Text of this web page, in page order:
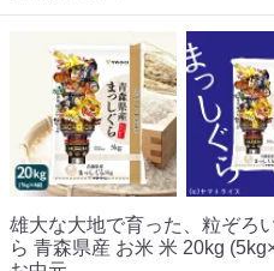
雄大な大地で育った、粒ぞ
ら 青森県産 お米 米 20kg